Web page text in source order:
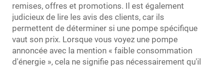
remises, offres et promotions. Il est également
judicieux de lire les avis des clients, car ils
permettent de déterminer si une pompe spécifique
vaut son prix. Lorsque vous voyez une pompe
annoncée avec la mention « faible consommation
d'énergie », cela ne signifie pas nécessairement qu'il